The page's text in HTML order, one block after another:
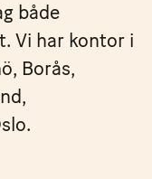
både
Vi har kontor i
Borås,